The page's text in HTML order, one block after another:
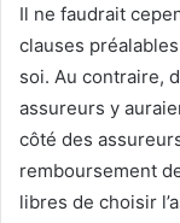
Il ne faudrait
clauses
soi. Au contraire,
assureurs y
côté des
remboursement
libres de choisir